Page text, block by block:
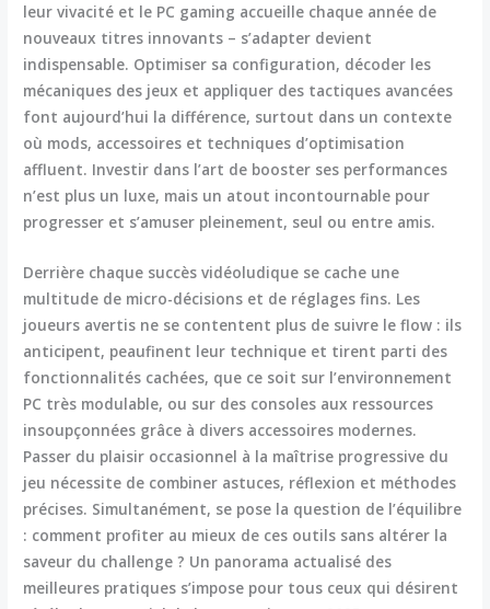
leur vivacité et le PC gaming accueille chaque année de
nouveaux titres innovants – s’adapter devient
indispensable. Optimiser sa configuration, décoder les
mécaniques des jeux et appliquer des tactiques avancées
font aujourd’hui la différence, surtout dans un contexte
où mods, accessoires et techniques d’optimisation
affluent. Investir dans l’art de booster ses performances
n’est plus un luxe, mais un atout incontournable pour
progresser et s’amuser pleinement, seul ou entre amis.
Derrière chaque succès vidéoludique se cache une
multitude de micro-décisions et de réglages fins. Les
joueurs avertis ne se contentent plus de suivre le flow : ils
anticipent, peaufinent leur technique et tirent parti des
fonctionnalités cachées, que ce soit sur l’environnement
PC très modulable, ou sur des consoles aux ressources
insoupçonnées grâce à divers accessoires modernes.
Passer du plaisir occasionnel à la maîtrise progressive du
jeu nécessite de combiner astuces, réflexion et méthodes
précises. Simultanément, se pose la question de l’équilibre
: comment profiter au mieux de ces outils sans altérer la
saveur du challenge ? Un panorama actualisé des
meilleures pratiques s’impose pour tous ceux qui désirent